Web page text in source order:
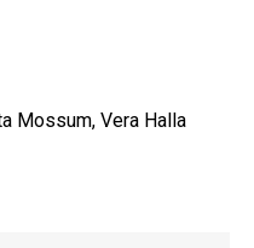
Mossum, Vera Halla